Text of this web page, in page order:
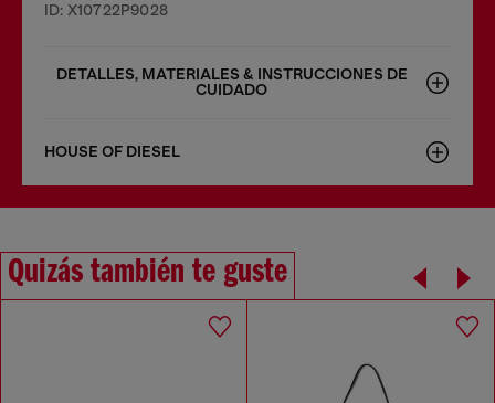
ID: X10722P9028
DETALLES, MATERIALES & INSTRUCCIONES DE
CUIDADO
HOUSE OF DIESEL
Quizás también te guste